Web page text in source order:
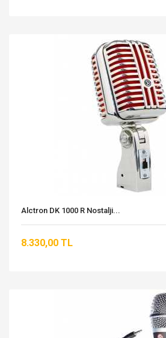
Alctron DK 1000 R Nostalji...
8.330,00 TL